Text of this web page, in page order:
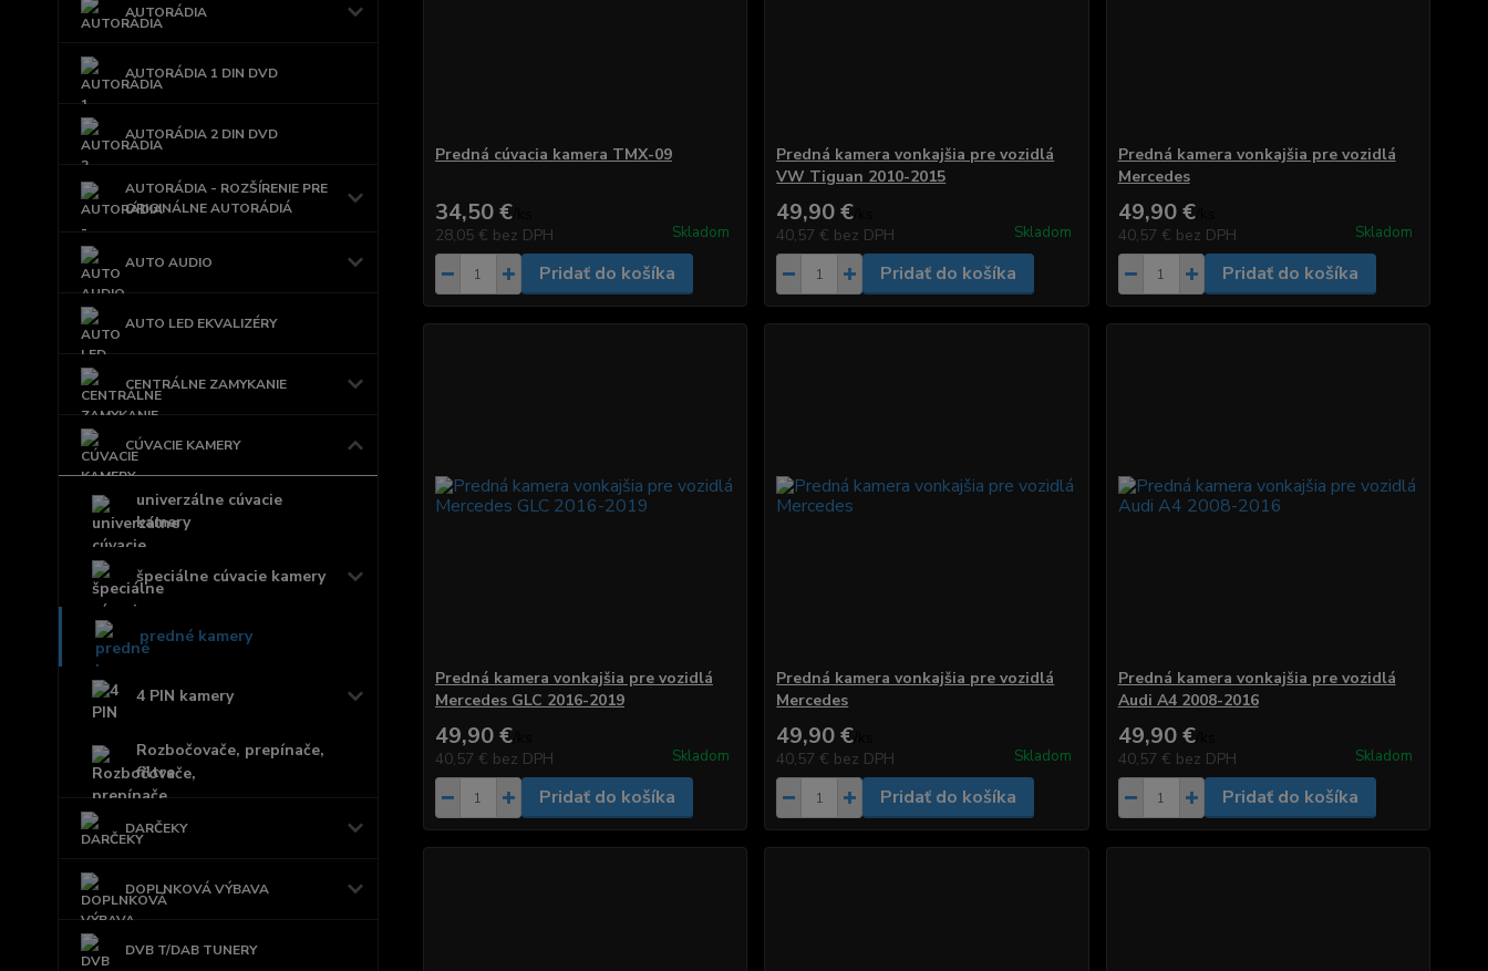
AUTORÁDIA
AUTORÁDIA 1 DIN DVD
AUTORÁDIA 2 DIN DVD
AUTORÁDIA - ROZŠÍRENIE PRE
ORIGINÁLNE AUTORÁDIÁ
AUTO AUDIO
AUTO LED EKVALIZÉRY
CENTRÁLNE ZAMYKANIE
CÚVACIE KAMERY
univerzálne cúvacie
kamery
špeciálne cúvacie kamery
predné kamery
4 PIN kamery
Rozbočovače, prepínače,
filtre
DARČEKY
DOPLNKOVÁ VÝBAVA
DVB T/DAB TUNERY
Predná cúvacia kamera TMX-09
34,50 €/
28,05 € bez DPH Skladom
Pridať do košíka
Predná kamera vonkajšia pre vozidlá
VW Tiguan 2010-2015
49,90 €
40,57 € bez DPH Skladom
Pridať do košíka
Predná kamera vonkajšia pre vozidlá
Mercedes
49,90 €/
40,57 € bez DPH Skladom
Pridať do košíka
Predná kamera vonkajšia pre vozidlá
Mercedes GLC 2016-2019
49,90 €/
40,57 € bez DPH Skladom
Pridať do košíka
Predná kamera vonkajšia pre vozidlá
Mercedes
49,90 €
40,57 € bez DPH Skladom
Pridať do košíka
Predná kamera vonkajšia pre vozidlá
Audi A4 2008-2016
49,90 €/
40,57 € bez DPH Skladom
Pridať do košíka